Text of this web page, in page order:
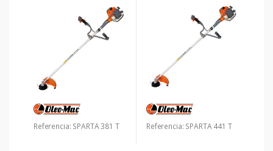
Referencia: SPARTA 381 T Referencia: SPARTA 441 T